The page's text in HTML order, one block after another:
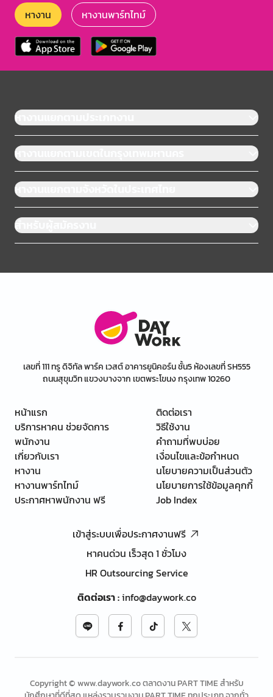
หางาน หางานพาร์ทไทม์
หางานแยกตามประเภทงาน
หางานแยกตามเขตในกรุงเทพมหานคร
หางานแยกตามจังหวัดในประเทศไทย
สำหรับผู้สมัครงาน
เลขที่ 111 ทรู ดิจิทัล พาร์ค เวสต์ อาคารยูนิคอร์น ชั้น5 ห้องเลขที่ SH555
ถนนสุขุมวิท แขวงบางจาก เขตพระโขนง กรุงเทพ 10260
หน้าแรก
บริการหาคน ช่วยจัดการ
พนักงาน
เกี่ยวกับเรา
หางาน
หางานพาร์ทไทม์
ประกาศหาพนักงาน ฟรี
ติดต่อเรา
วิธีใช้งาน
คำถามที่พบบ่อย
เงื่อนไขและข้อกำหนด
นโยบายความเป็นส่วนตัว
นโยบายการใช้ข้อมูลคุกกี้
Job Index
เข้าสู่ระบบเพื่อประกาศงานฟรี
หาคนด่วน เร็วสุด 1 ชั่วโมง
HR Outsourcing Service
ติดต่อเรา:info@daywork.co
Copyright © www.daywork.co ตลาดงาน PART TIME สำหรับ